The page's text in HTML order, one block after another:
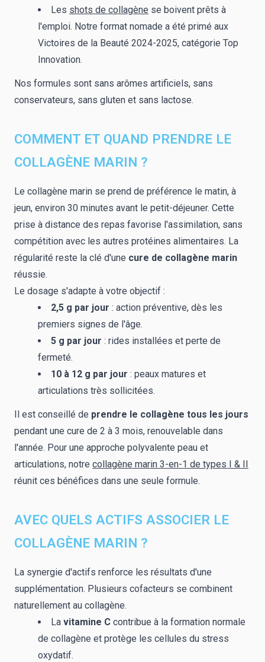
Les shots de collagène se boivent prêts à
l'emploi. Notre format nomade a été primé aux
Victoires de la Beauté 2024-2025, catégorie Top
Innovation.
Nos formules sont sans arômes artificiels, sans
conservateurs, sans gluten et sans lactose.
COMMENT ET QUAND PRENDRE LE
COLLAGÈNE MARIN ?
Le collagène marin se prend de préférence le matin, à
jeun, environ 30 minutes avant le petit-déjeuner. Cette
prise à distance des repas favorise l'assimilation, sans
compétition avec les autres protéines alimentaires. La
régularité reste la clé d'une cure de collagène marin
réussie.
Le dosage s'adapte à votre objectif :
2,5 g par jour : action préventive, dès les
premiers signes de l'âge.
5 g par jour : rides installées et perte de
fermeté.
10 à 12 g par jour : peaux matures et
articulations très sollicitées.
Il est conseillé de prendre le collagène tous les jours
pendant une cure de 2 à 3 mois, renouvelable dans
l'année. Pour une approche polyvalente peau et
articulations, notre collagène marin 3-en-1 de types I & II
réunit ces bénéfices dans une seule formule.
AVEC QUELS ACTIFS ASSOCIER LE
COLLAGÈNE MARIN ?
La synergie d'actifs renforce les résultats d'une
supplémentation. Plusieurs cofacteurs se combinent
naturellement au collagène.
La vitamine C contribue à la formation normale
de collagène et protège les cellules du stress
oxydatif.